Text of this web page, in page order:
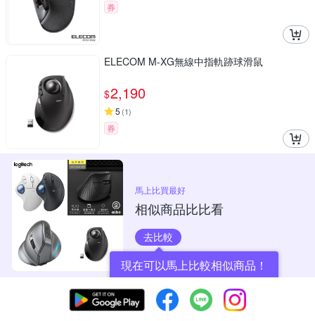
券
ELECOM M-XG無線中指軌跡球滑鼠
$2,190
5 (1)
券
馬上比買最好
相似商品比比看
去比較
現在可以馬上比較相似商品！